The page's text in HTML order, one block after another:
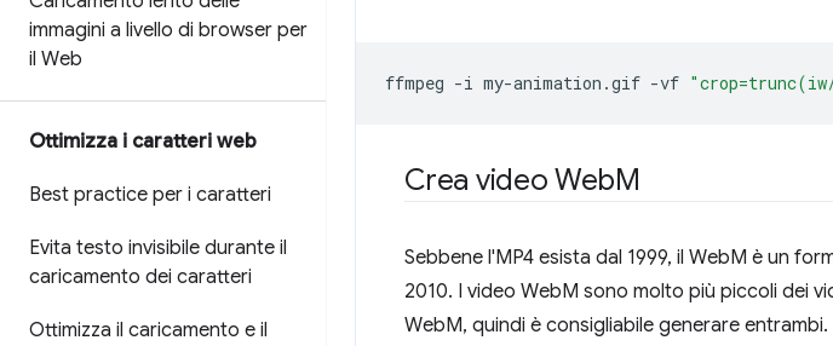
immagini a livello di browser per
il Web
Ottimizza i caratteri web
Best practice per i caratteri
Evita testo invisibile durante il
caricamento dei caratteri
Ottimizza il caricamento e il
ffmpeg -i my-animation.gif -vf
Crea video WebM
Sebbene l'MP4 esista dal 1999, il WebM è un
2010. I video WebM sono molto più piccoli dei
WebM, quindi è consigliabile generare entrambi.